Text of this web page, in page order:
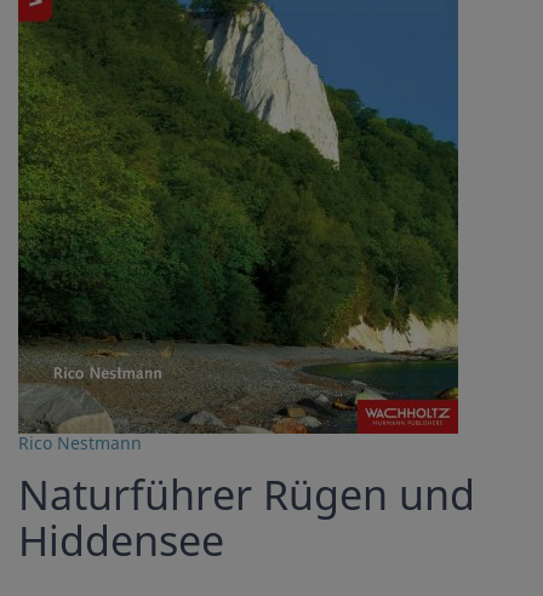
Rico Nestmann
Naturführer Rügen und
Hiddensee